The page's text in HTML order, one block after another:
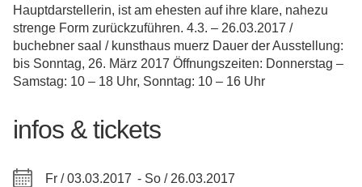
Hauptdarstellerin, ist am ehesten auf ihre klare, nahezu
strenge Form zurückzuführen. 4.3. – 26.03.2017 /
buchebner saal / kunsthaus muerz Dauer der Ausstellung:
bis Sonntag, 26. März 2017 Öffnungszeiten: Donnerstag –
Samstag: 10 – 18 Uhr, Sonntag: 10 – 16 Uhr
infos & tickets
Fr / 03.03.2017 - So / 26.03.2017